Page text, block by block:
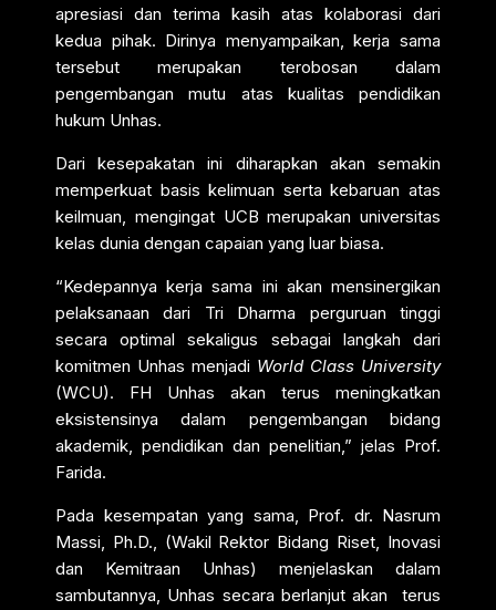
apresiasi dan terima kasih atas kolaborasi dari
kedua pihak. Dirinya menyampaikan, kerja sama
tersebut merupakan terobosan dalam
pengembangan mutu atas kualitas pendidikan
hukum Unhas.
Dari kesepakatan ini diharapkan akan semakin
memperkuat basis kelimuan serta kebaruan atas
keilmuan, mengingat UCB merupakan universitas
kelas dunia dengan capaian yang luar biasa.
“Kedepannya kerja sama ini akan mensinergikan
pelaksanaan dari Tri Dharma perguruan tinggi
secara optimal sekaligus sebagai langkah dari
komitmen Unhas menjadi World Class University
(WCU). FH Unhas akan terus meningkatkan
eksistensinya dalam pengembangan bidang
akademik, pendidikan dan penelitian,” jelas Prof.
Farida.
Pada kesempatan yang sama, Prof. dr. Nasrum
Massi, Ph.D., (Wakil Rektor Bidang Riset, Inovasi
dan Kemitraan Unhas) menjelaskan dalam
sambutannya, Unhas secara berlanjut akan terus